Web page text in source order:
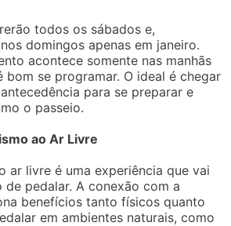
todos os sábados e,
domingos apenas em janeiro.
acontece somente nas manhãs
bom se programar. O ideal é chegar
para se preparar e
o passeio.
ao Ar Livre
ar livre é uma experiência que vai
pedalar. A conexão com a
benefícios tanto físicos quanto
em ambientes naturais, como